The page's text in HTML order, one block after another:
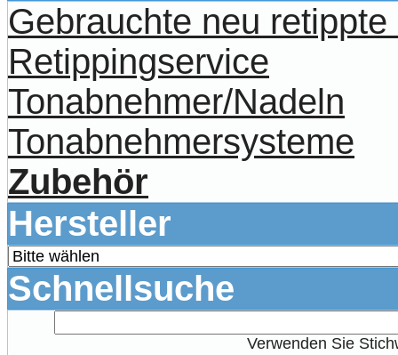
Gebrauchte neu
Retippingservice
Tonabnehmer/Nadeln
Tonabnehmersysteme
Zubehör
Hersteller
Schnellsuche
Verwenden Sie